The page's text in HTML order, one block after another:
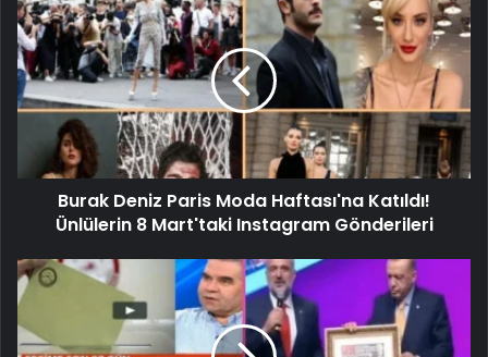
Burak Deniz Paris Moda Haftası'na Katıldı!
Ünlülerin 8 Mart'taki Instagram Gönderileri